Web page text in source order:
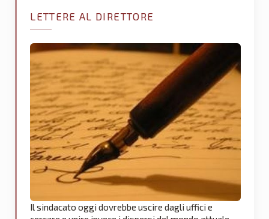
LETTERE AL DIRETTORE
Il sindacato oggi dovrebbe uscire dagli uffici e